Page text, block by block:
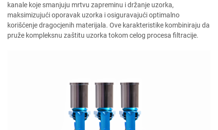
kanale koje smanjuju mrtvu zapreminu i držanje uzorka,
maksimizujući oporavak uzorka i osiguravajući optimalno
korišćenje dragocjenih materijala. Ove karakteristike kombiniraju da
pruže kompleksnu zaštitu uzorka tokom celog procesa filtracije.